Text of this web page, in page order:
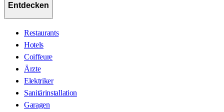
Entdecken
Restaurants
Hotels
Coiffeure
Ärzte
Elektriker
Sanitärinstallation
Garagen